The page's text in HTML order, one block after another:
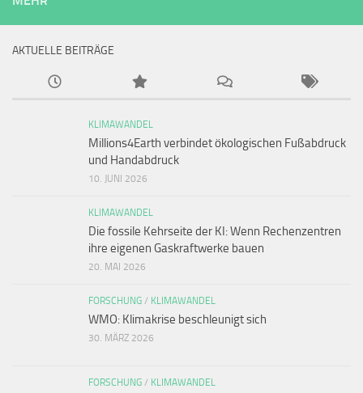
AKTUELLE BEITRÄGE
KLIMAWANDEL
Millions4Earth verbindet ökologischen Fußabdruck
und Handabdruck
10. JUNI 2026
KLIMAWANDEL
Die fossile Kehrseite der KI: Wenn Rechenzentren
ihre eigenen Gaskraftwerke bauen
20. MAI 2026
FORSCHUNG / KLIMAWANDEL
WMO: Klimakrise beschleunigt sich
30. MÄRZ 2026
FORSCHUNG / KLIMAWANDEL